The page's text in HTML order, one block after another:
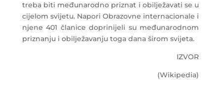
treba biti međunarodno priznat i obilježavati se u
cijelom svijetu. Napori Obrazovne internacionale i
njene 401 članice doprinijeli su međunarodnom
priznanju i obilježavanju toga dana širom svijeta.
IZVOR
(Wikipedia)